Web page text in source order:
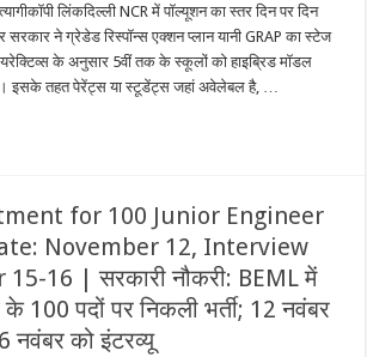
लिंकदिल्ली NCR में पॉल्यूशन का स्तर दिन पर दिन
सरकार ने ग्रेडेड रिस्पॉन्स एक्शन प्लान यानी GRAP का स्टेज
के अनुसार 5वीं तक के स्कूलों को हाइब्रिड मॉडल
इसके तहत पेरेंट्स या स्टूडेंट्स जहां अवेलेबल है, …
for 100 Junior Engineer
November 12, Interview
16 | सरकारी नौकरी: BEML में
100 पदों पर निकली भर्ती; 12 नवंबर
नवंबर को इंटरव्यू